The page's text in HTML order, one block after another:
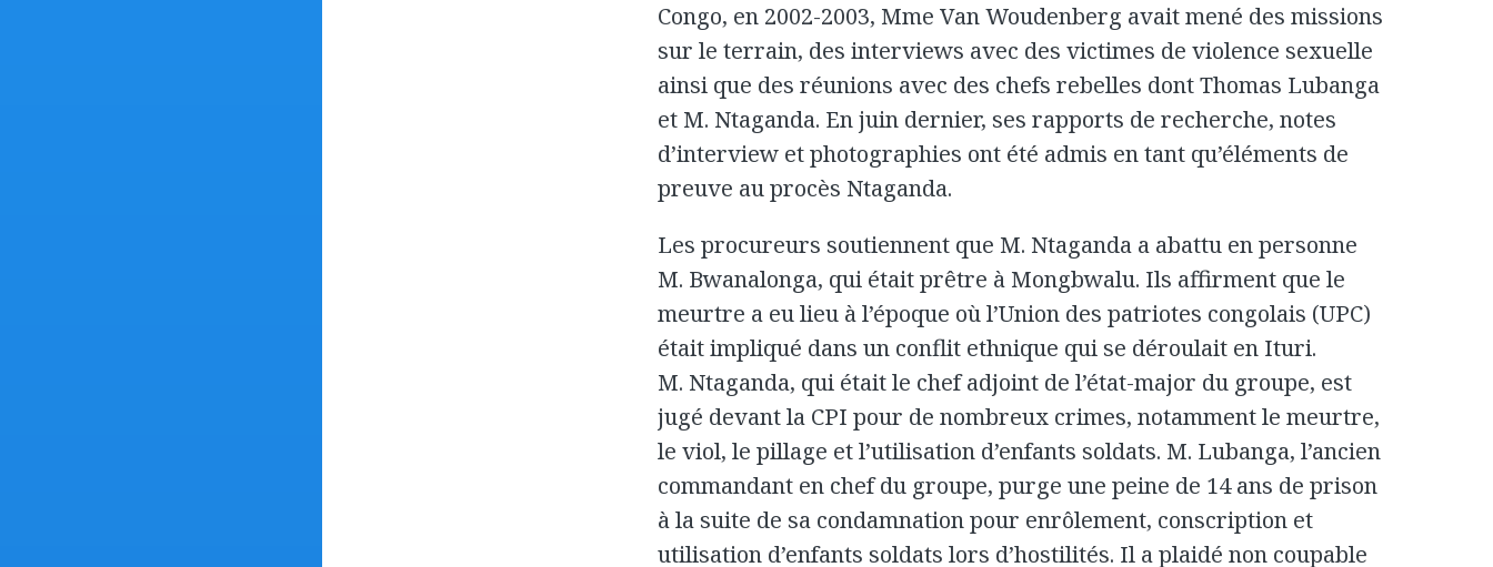
Congo, en 2002-2003, Mme Van Woudenberg avait mené des missions
sur le terrain, des interviews avec des victimes de violence sexuelle
ainsi que des réunions avec des chefs rebelles dont Thomas Lubanga
et M. Ntaganda. En juin dernier, ses rapports de recherche, notes
d’interview et photographies ont été admis en tant qu’éléments de
preuve au procès Ntaganda.
Les procureurs soutiennent que M. Ntaganda a abattu en personne
M. Bwanalonga, qui était prêtre à Mongbwalu. Ils affirment que le
meurtre a eu lieu à l’époque où l’Union des patriotes congolais (UPC)
était impliqué dans un conflit ethnique qui se déroulait en Ituri.
M. Ntaganda, qui était le chef adjoint de l’état-major du groupe, est
jugé devant la CPI pour de nombreux crimes, notamment le meurtre,
le viol, le pillage et l’utilisation d’enfants soldats. M. Lubanga, l’ancien
commandant en chef du groupe, purge une peine de 14 ans de prison
à la suite de sa condamnation pour enrôlement, conscription et
utilisation d’enfants soldats lors d’hostilités. Il a plaidé non coupable